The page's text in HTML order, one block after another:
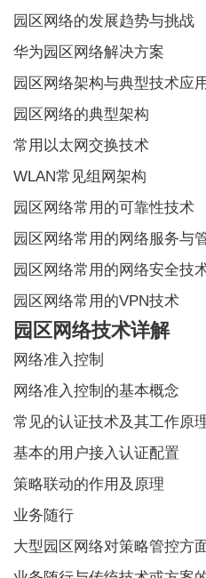
园区网络的发展趋势与挑战
华为园区网络解决方案
园区网络架构与典型技术应
园区网络的典型架构
常用以太网交换技术
WLAN常见组网架构
园区网络常用的可靠性技术
园区网络常用的网络服务与
园区网络常用的网络安全技
园区网络常用的VPN技术
园区网络技术详解
网络准入控制
网络准入控制的基本概念
常见的认证技术及其工作原
基本的用户接入认证配置
策略联动的作用及原理
业务随行
大型园区网络对策略管控方